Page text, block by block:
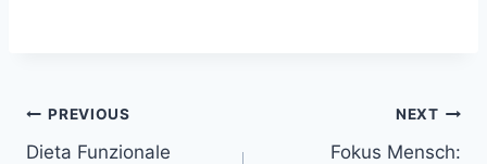
PREVIOUS
Dieta Funzionale
NEXT
Fokus Mensch: